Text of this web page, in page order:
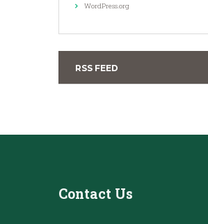
WordPress.org
RSS FEED
Contact Us